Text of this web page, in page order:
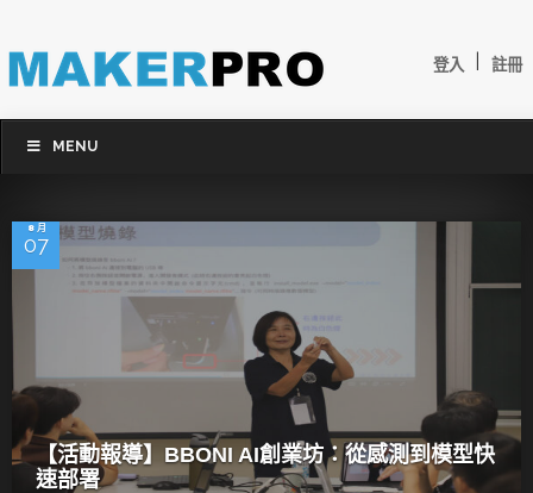
登入 註冊
MENU
8 月
07
【活動報導】BBONI AI創業坊：從感測到模型快
速部署